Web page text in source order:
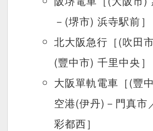
－(堺市) 浜寺駅前］
北大阪急行［(吹田
(豐中市) 千里中央］
大阪單軌電車［(豐
空港(伊丹)－門真市
彩都西］